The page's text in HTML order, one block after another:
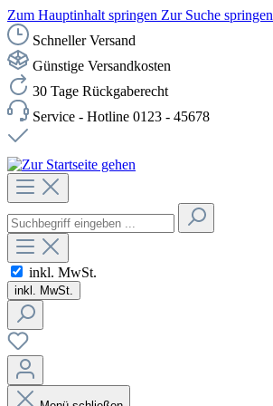
Zum Hauptinhalt springen Zur Suche springen
Schneller Versand
Günstige Versandkosten
30 Tage Rückgaberecht
Service - Hotline 0123 - 45678
inkl. MwSt.
inkl. MwSt.